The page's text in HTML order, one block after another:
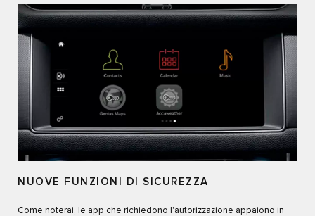
NUOVE FUNZIONI DI SICUREZZA
Come noterai, le app che richiedono l'autorizzazione appaiono in